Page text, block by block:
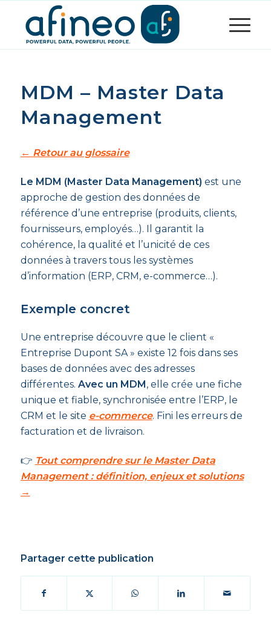
MDM – Master Data
Management
← Retour au glossaire
Le MDM (Master Data Management) est une
approche de gestion des données de
référence d’une entreprise (produits, clients,
fournisseurs, employés…). Il garantit la
cohérence, la qualité et l’unicité de ces
données à travers tous les systèmes
d’information (ERP, CRM, e-commerce…).
Exemple concret
Une entreprise découvre que le client «
Entreprise Dupont SA » existe 12 fois dans ses
bases de données avec des adresses
différentes. Avec un MDM, elle crée une fiche
unique et fiable, synchronisée entre l’ERP, le
CRM et le site e-commerce. Fini les erreurs de
facturation et de livraison.
👉 Tout comprendre sur le Master Data
Management : définition, enjeux et solutions
→
Partager cette publication